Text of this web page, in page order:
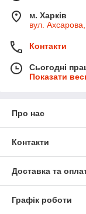
м. Харків
вул. Ахсарова,
Контакти
Сьогодні
Показати
Про нас
Контакти
Доставка та
Графік роботи